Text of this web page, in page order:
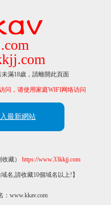
滿18歲，請離開此頁面
问，请使用家庭WIFI网络访问
最新網站
藏） https://www.33kkjj.com
名,請收藏10個域名以上!】
www.kkav.com